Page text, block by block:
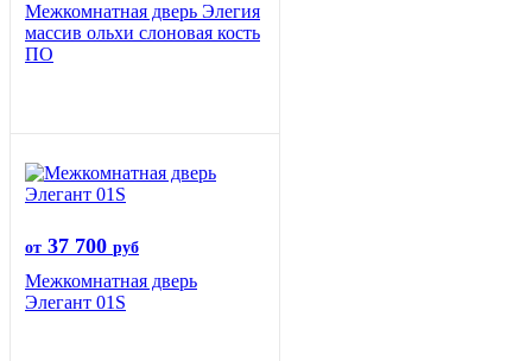
Межкомнатная дверь Элегия
массив ольхи слоновая кость
ПО
от 37 700 руб
Межкомнатная дверь
Элегант 01S